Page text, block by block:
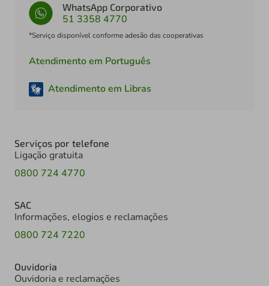
WhatsApp Corporativo
51 3358 4770
*Serviço disponível conforme adesão das cooperativas
Atendimento em Português
Atendimento em Libras
Serviços por telefone
Ligação gratuita
0800 724 4770
SAC
Informações, elogios e reclamações
0800 724 7220
Ouvidoria
Ouvidoria e reclamações